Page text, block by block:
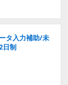
タ入力補助/未
日制